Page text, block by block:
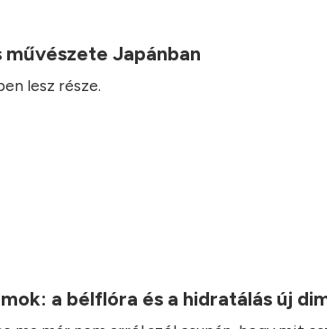
Japánban
lesz része.
a bélflóra és a hidratálás új